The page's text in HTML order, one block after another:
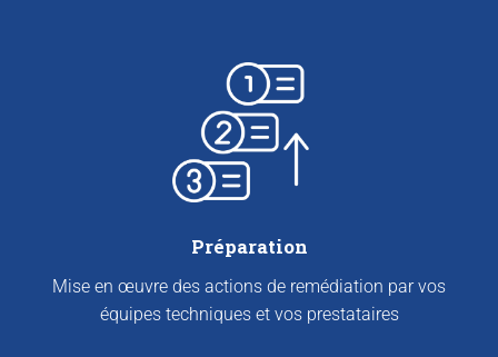
Préparation
Mise en œuvre des actions de remédiation par vos
équipes techniques et vos prestataires